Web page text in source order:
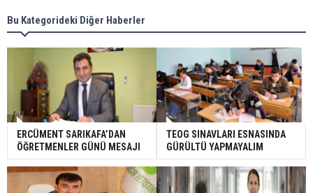
Bu Kategorideki Diğer Haberler
ERCÜMENT SARIKAFA’DAN
ÖĞRETMENLER GÜNÜ MESAJI
TEOG SINAVLARI ESNASINDA
GÜRÜLTÜ YAPMAYALIM